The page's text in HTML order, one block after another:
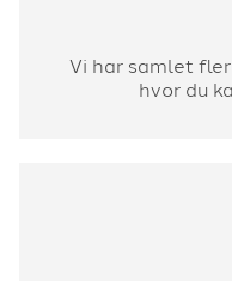
Vi har samlet
hvor du